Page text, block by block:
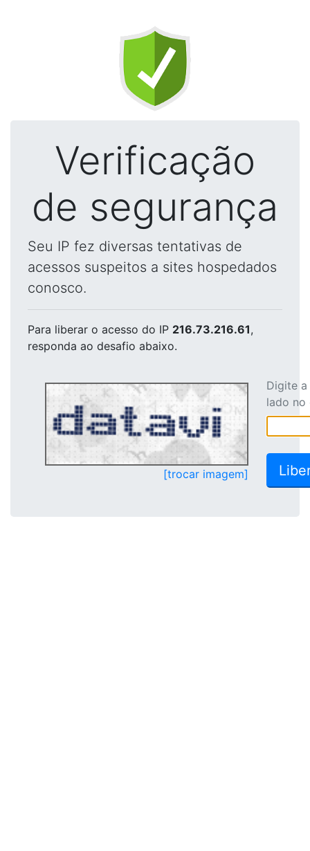
Verificação
de segurança
Seu IP fez diversas tentativas de
acessos suspeitos a sites hospedados
conosco.
Para liberar o acesso do IP 216.73.216.61,
responda ao desafio abaixo.
[trocar imagem]
Digite
lado no